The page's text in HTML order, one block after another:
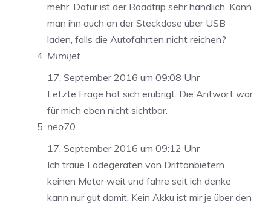
mehr. Dafür ist der Roadtrip sehr handlich. Kann
man ihn auch an der Steckdose über USB
laden, falls die Autofahrten nicht reichen?
Mimijet
17. September 2016 um 09:08 Uhr
Letzte Frage hat sich erübrigt. Die Antwort war
für mich eben nicht sichtbar.
neo70
17. September 2016 um 09:12 Uhr
Ich traue Ladegeräten von Drittanbietern
keinen Meter weit und fahre seit ich denke
kann nur gut damit. Kein Akku ist mir je über den